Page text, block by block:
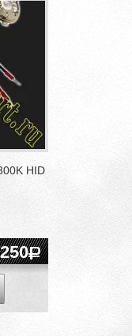
HID
250